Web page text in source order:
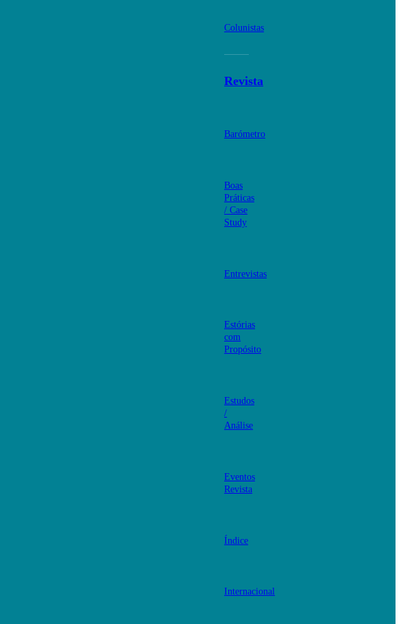
Colunistas
Revista
Barómetro
Boas
Práticas
/ Case
Study
Entrevistas
Estórias
com
Propósito
Estudos
/
Análise
Eventos
Revista
Índice
Internacional